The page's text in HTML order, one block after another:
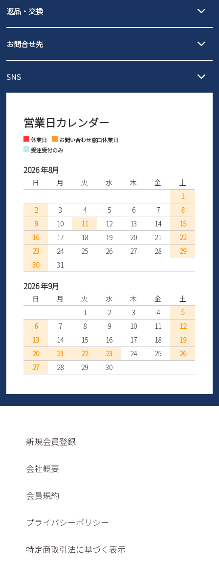
北海道・本州・四国・九州…550円
3,980円（税込）以上お買い上げで送料無料
ご利用ください。
全国一律…220円（税込）
発送日・送料詳細についてはご利用ガイドを
ご利用ください。
返品・交換
の片道無料サービスを実施中！
ントとしても安心してご利用いただけるよう、サイズ交換の受付期
さい。
お問合せ先
営業時間：11時～17時
※土日祝はお問い合わせ窓口休業日となります。
SNS
Facebook Instagram
営業日カレンダー
休業日
お問い合わせ窓口休業日
受注受付のみ
2026 年8月
日 月 火 水 木 金
土
1
2
3 4 5 6 7
8
9
10 11 12 13 14
15
16
17 18 19 20 21
22
23
24 25 26 27 28
29
30
31
2026 年9月
日 月 火 水 木 金
土
1
2 3 4
5
6
7 8 9 10 11
12
13
14 15 16 17 18
19
20
21 22 23 24 25
26
27
28 29 30
新規会員登録
会社概要
会員規約
プライバシーポリシー
特定商取引法に基づく表示